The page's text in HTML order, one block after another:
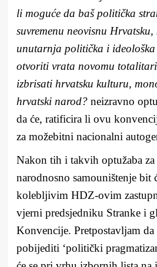
li moguće da baš politička
suvremenu neovisnu
unutarnja politička i
otvoriti vrata novomu
izbrisati hrvatsku kulturu,
hrvatski narod?neizravno
da će, ratificira li ovu
za možebitni nacionalni
Nakon tih i takvih optužaba
narodnosno samouništenje bit
kolebljivim HDZ-ovim
vjerni predsjedniku Stranke i
Konvencije. Pretpostavljam
pobijediti ‘politički